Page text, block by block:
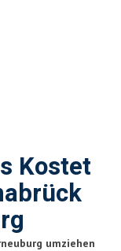
Kostet
umziehen